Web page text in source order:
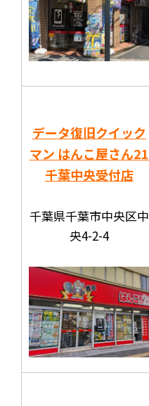
データ復旧クイック
マン はんこ屋さん21
千葉中央受付店
千葉県千葉市中央区中
央4-2-4